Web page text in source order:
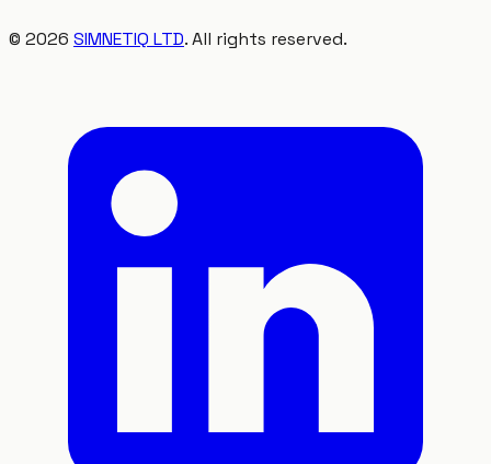
© 2026 SIMNETIQ LTD. All rights reserved.